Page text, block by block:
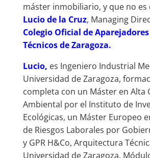
máster inmobiliario, y que no
Lucio de la Cruz, Managing
Colegio Oficial de
Técnicos de Zaragoza.
Lucio, es Ingeniero Industrial
Universidad de Zaragoza,
completa con un Máster en Alta
Ambiental por el Instituto de
Ecológicas, un Máster Europeo
de Riesgos Laborales por
y GPR H&Co, Arquitectura
Universidad de Zaragoza,